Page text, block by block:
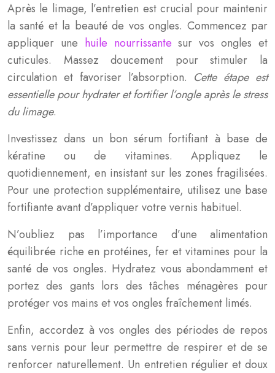
Après le limage, l’entretien est crucial pour maintenir
la santé et la beauté de vos ongles. Commencez par
appliquer une huile nourrissante sur vos ongles et
cuticules. Massez doucement pour stimuler la
circulation et favoriser l’absorption. Cette étape est
essentielle pour hydrater et fortifier l’ongle après le stress
du limage.
Investissez dans un bon sérum fortifiant à base de
kératine ou de vitamines. Appliquez le
quotidiennement, en insistant sur les zones fragilisées.
Pour une protection supplémentaire, utilisez une base
fortifiante avant d’appliquer votre vernis habituel.
N’oubliez pas l’importance d’une alimentation
équilibrée riche en protéines, fer et vitamines pour la
santé de vos ongles. Hydratez vous abondamment et
portez des gants lors des tâches ménagères pour
protéger vos mains et vos ongles fraîchement limés.
Enfin, accordez à vos ongles des périodes de repos
sans vernis pour leur permettre de respirer et de se
renforcer naturellement. Un entretien régulier et doux